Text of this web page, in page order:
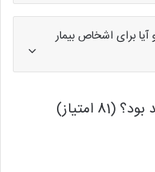
برای اشخاص بیمار
(81 امتیاز)